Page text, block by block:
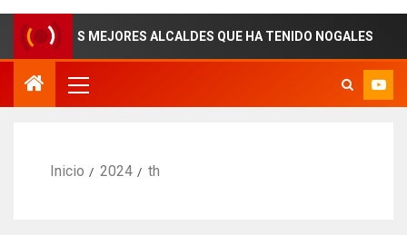
LOS MEJORES ALCALDES QUE HA TENIDO NOGALES
Inicio 2024 th